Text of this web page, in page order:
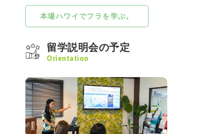
本場ハワイでフラを学ぶ。
留学説明会の予定
Orientation